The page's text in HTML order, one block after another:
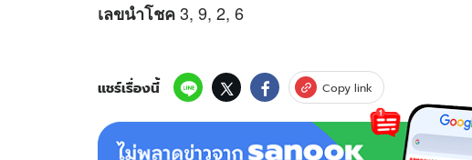
เลขนำโชค3, 9, 2, 6
แชร์เรื่องนี้ Copy link